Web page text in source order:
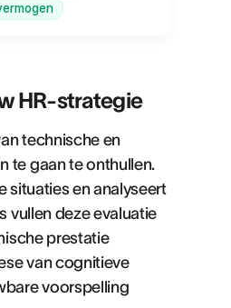
HR-strategie
technische en
te gaan te onthullen.
situaties en analyseert
vullen deze evaluatie
prestatie
van cognitieve
voorspelling